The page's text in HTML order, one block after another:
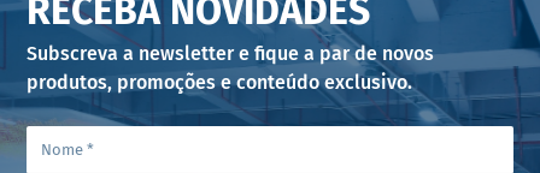
RECEBA NOVIDADES
Subscreva a newsletter e fique a par de novos
produtos, promoções e conteúdo exclusivo.